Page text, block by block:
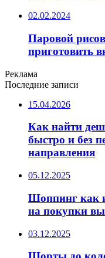
02.02.2024
Паровой
приготовить
Реклама
Последние записи
15.04.2026
Как найти
быстро и без
направления
05.12.2025
Шоппинг как
на покупки
03.12.2025